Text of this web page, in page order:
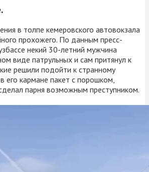
в толпе кемеровского автовокзала
прохожего. По данным пресс-
некий 30-летний мужчина
виде патрульных и сам притянул к
решили подойти к странному
его кармане пакет с порошком,
парня возможным преступником.